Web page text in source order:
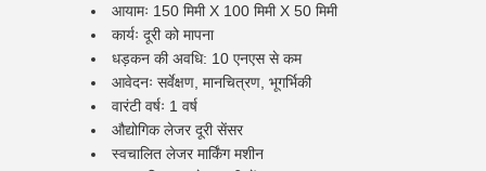
आयामः 150 मिमी X 100 मिमी X 50 मिमी
कार्यः दूरी को मापना
धड़कन की अवधि: 10 एनएस से कम
आवेदनः सर्वेक्षण, मानचित्रण, भूगर्भिकी
वारंटी वर्षः 1 वर्ष
औद्योगिक लेजर दूरी सेंसर
स्वचालित लेजर मार्किंग मशीन